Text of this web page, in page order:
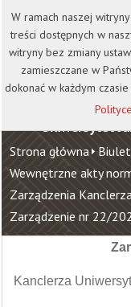
Wirtualna Uczelnia
Uniwersytet
Strona główna
Wewnętrzne akty
Zarządzenia
Zarządzenie nr 22/
Kanclerza
W ramach naszej
treści dostępnych w
witryny bez zmiany
zamieszczane w
dokonać w każdym